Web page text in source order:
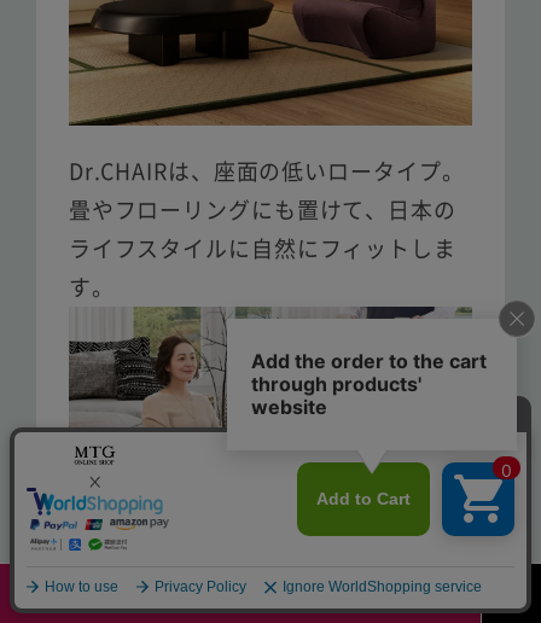
Dr.CHAIRは、座面の低いロータイプ。
畳やフローリングにも置けて、日本の
ライフスタイルに自然にフィットしま
す。
今すぐ購入する